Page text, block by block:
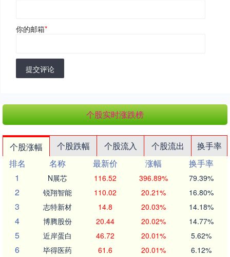
你的邮箱*
提交评论
个股实时涨跌榜
个股涨幅 个股跌幅 个股流入 个股流出
换手率
排名
名称 最新价 涨幅
换手率
1
N展芯 116.52 396.89% 79.39%
2 锐翔智能 110.02 20.21% 16.80%
3 志特新材 14.8 20.03% 14.18%
4 博腾股份 20.44 20.02% 14.77%
5 近岸蛋白 46.72 20.01% 5.62%
6 毕得医药 61.6 20.01% 6.12%